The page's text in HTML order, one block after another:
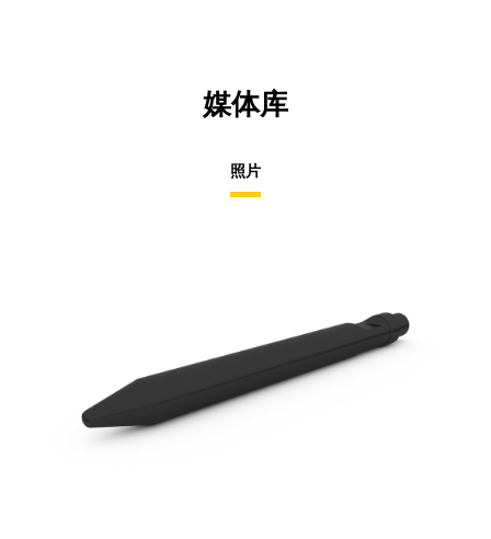
媒体库
照片